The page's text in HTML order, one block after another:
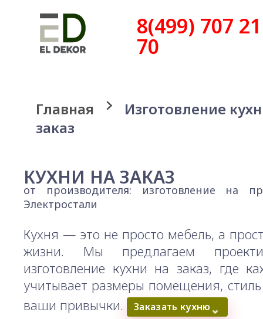
8(499) 707 21
70
Главная
Изготовление
заказ
КУХНИ НА ЗАКАЗ
от производителя: изготовление на
Электростали
Кухня — это не просто мебель, а
жизни. Мы предлагаем
изготовление кухни на заказ, где
учитывает размеры помещения,
ваши привычки.
Заказать кухню ⌄